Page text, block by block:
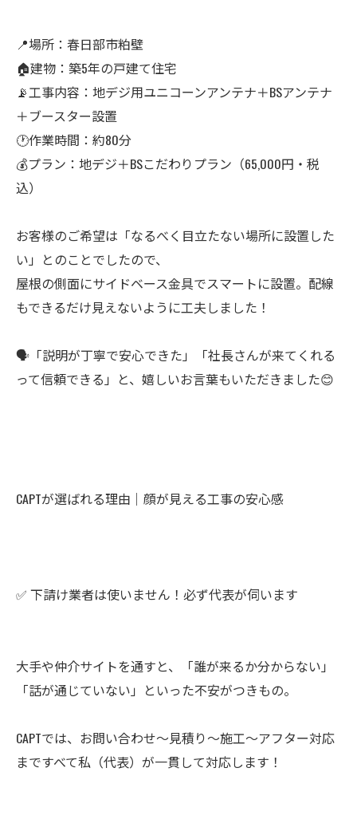
📍場所：春日部市粕壁
🏠建物：築5年の戸建て住宅
📡工事内容：地デジ用ユニコーンアンテナ＋BSアンテナ
＋ブースター設置
🕐作業時間：約80分
💰プラン：地デジ＋BSこだわりプラン（65,000円・税
込）
お客様のご希望は「なるべく目立たない場所に設置した
い」とのことでしたので、
屋根の側面にサイドベース金具でスマートに設置。配線
もできるだけ見えないように工夫しました！
🗣️「説明が丁寧で安心できた」「社長さんが来てくれる
って信頼できる」と、嬉しいお言葉もいただきました😊
CAPTが選ばれる理由｜顔が見える工事の安心感
✅ 下請け業者は使いません！必ず代表が伺います
大手や仲介サイトを通すと、「誰が来るか分からない」
「話が通じていない」といった不安がつきもの。
CAPTでは、お問い合わせ〜見積り〜施工〜アフター対応
まですべて私（代表）が一貫して対応します！